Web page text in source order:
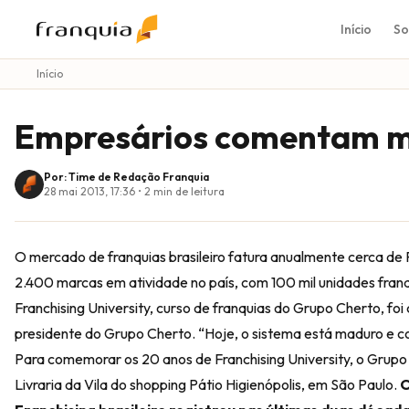
Início
Início
Empresários comentam
Por: Time de Redação Franquia
28 mai 2013, 17:36 • 2 min de leitura
O mercado de franquias brasileiro fatura anualmente cerca
2.400 marcas em atividade no país, com 100 mil unidades
Franchising University, curso de franquias do Grupo Cherto,
presidente do Grupo Cherto. “Hoje, o sistema está maduro e
Para comemorar os 20 anos de Franchising University, o
Livraria da Vila do shopping Pátio Higienópolis, em São Paulo.